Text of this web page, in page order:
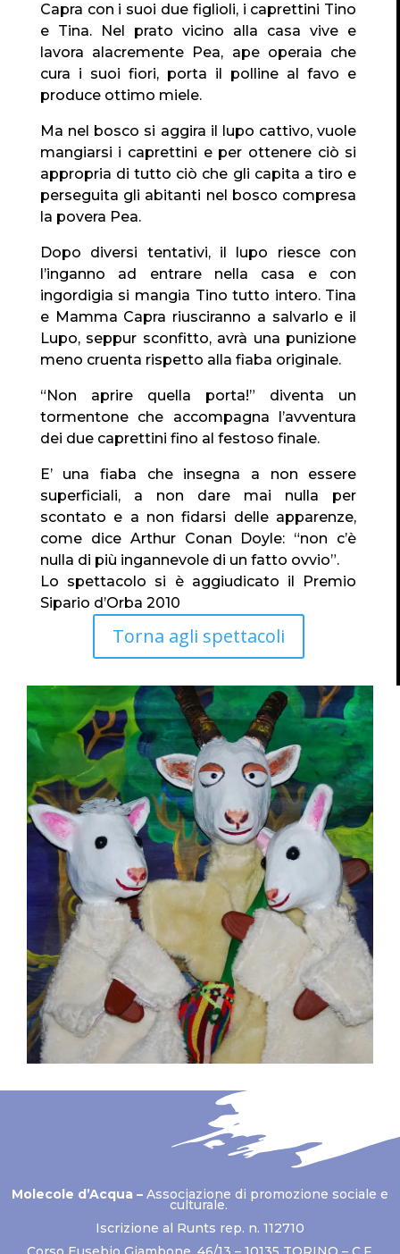
Capra con i suoi due figlioli, i caprettini Tino
e Tina. Nel prato vicino alla casa vive e
lavora alacremente Pea, ape operaia che
cura i suoi fiori, porta il polline al favo e
produce ottimo miele.
Ma nel bosco si aggira il lupo cattivo, vuole
mangiarsi i caprettini e per ottenere ciò si
appropria di tutto ciò che gli capita a tiro e
perseguita gli abitanti nel bosco compresa
la povera Pea.
Dopo diversi tentativi, il lupo riesce con
l’inganno ad entrare nella casa e con
ingordigia si mangia Tino tutto intero. Tina
e Mamma Capra riusciranno a salvarlo e il
Lupo, seppur sconfitto, avrà una punizione
meno cruenta rispetto alla fiaba originale.
“Non aprire quella porta!” diventa un
tormentone che accompagna l’avventura
dei due caprettini fino al festoso finale.
E’ una fiaba che insegna a non essere
superficiali, a non dare mai nulla per
scontato e a non fidarsi delle apparenze,
come dice Arthur Conan Doyle: “non c’è
nulla di più ingannevole di un fatto ovvio”.
Lo spettacolo si è aggiudicato il Premio
Sipario d’Orba 2010
Torna agli spettacoli
Molecole d’Acqua – Associazione di promozione sociale e
culturale.
Iscrizione al Runts rep. n. 112710